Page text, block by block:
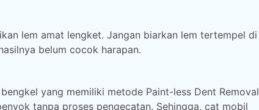
lem amat lengket. Jangan biarkan lem tertempel di
belum cocok harapan.
yang memiliki metode Paint-less Dent Removal
tanpa proses pengecatan. Sehingga, cat mobil